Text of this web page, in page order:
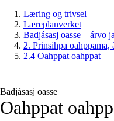
Læring og trivsel
Læreplanverket
Badjásasj oasse – árvo
2. Prinsihpa oahppama,
2.4 Oahppat oahppat
Badjásasj oasse
Oahppat